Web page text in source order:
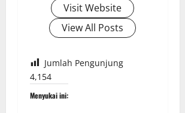
Visit Website
View All Posts
Jumlah Pengunjung
4,154
Menyukai ini: